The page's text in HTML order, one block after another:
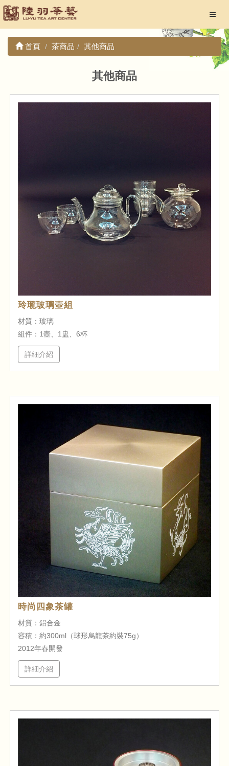
首頁 茶商品 其他商品
其他商品
玲瓏玻璃壺組
材質：玻璃
組件：1壺、1盅、6杯
詳細介紹
時尚四象茶罐
材質：鋁合金
容積：約300ml（球形烏龍茶約裝75g）
2012年春開發
詳細介紹